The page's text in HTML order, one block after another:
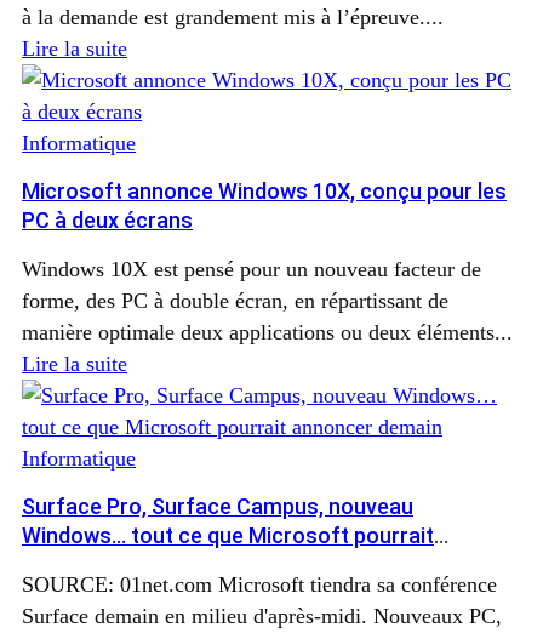
à la demande est grandement mis à l’épreuve....
Lire la suite
Informatique
Microsoft annonce Windows 10X, conçu pour les
PC à deux écrans
Windows 10X est pensé pour un nouveau facteur de
forme, des PC à double écran, en répartissant de
manière optimale deux applications ou deux éléments...
Lire la suite
Informatique
Surface Pro, Surface Campus, nouveau
Windows… tout ce que Microsoft pourrait
SOURCE: 01net.com Microsoft tiendra sa conférence
Surface demain en milieu d'après-midi. Nouveaux PC,